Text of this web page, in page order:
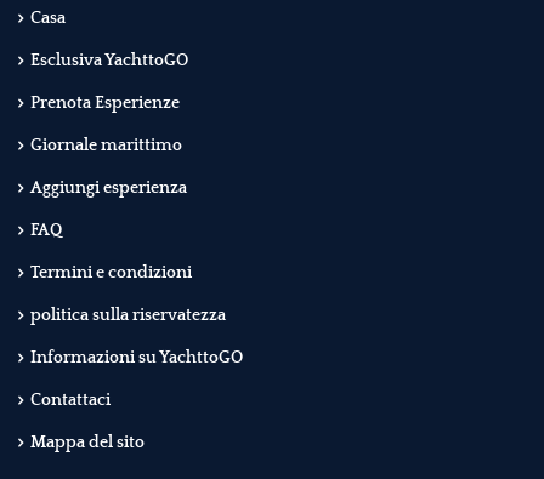
Casa
Esclusiva YachttoGO
Prenota Esperienze
Giornale marittimo
Aggiungi esperienza
FAQ
Termini e condizioni
politica sulla riservatezza
Informazioni su YachttoGO
Contattaci
Mappa del sito